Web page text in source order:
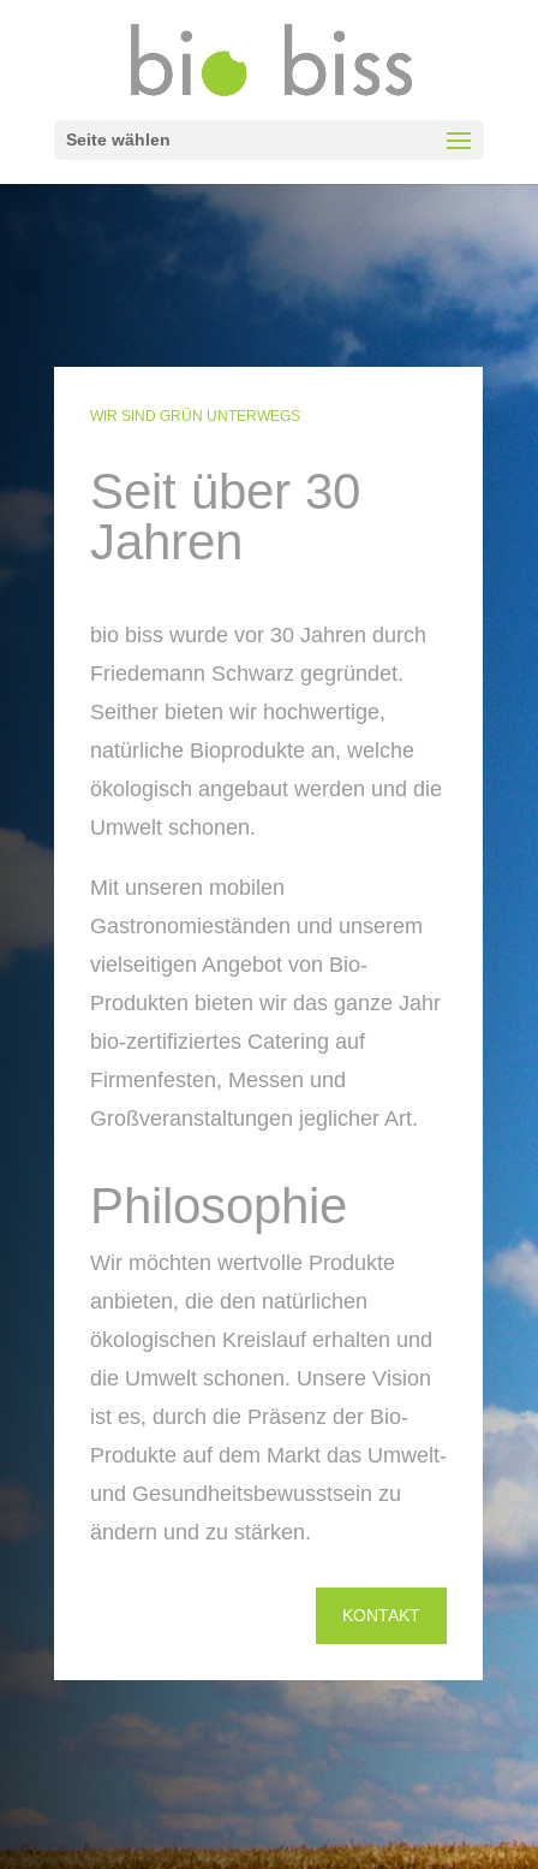
Seite wählen
WIR SIND GRÜN UNTERWEGS
Seit über 30
Jahren
bio biss wurde vor 30 Jahren durch
Friedemann Schwarz gegründet.
Seither bieten wir hochwertige,
natürliche Bioprodukte an, welche
ökologisch angebaut werden und die
Umwelt schonen.
Mit unseren mobilen
Gastronomieständen und unserem
vielseitigen Angebot von Bio-
Produkten bieten wir das ganze Jahr
bio-zertifiziertes Catering auf
Firmenfesten, Messen und
Großveranstaltungen jeglicher Art.
Philosophie
Wir möchten wertvolle Produkte
anbieten, die den natürlichen
ökologischen Kreislauf erhalten und
die Umwelt schonen. Unsere Vision
ist es, durch die Präsenz der Bio-
Produkte auf dem Markt das Umwelt-
und Gesundheitsbewusstsein zu
ändern und zu stärken.
KONTAKT